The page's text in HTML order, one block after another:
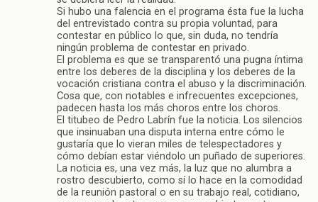
Si hubo una falencia en el programa ésta fue la lucha
del entrevistado contra su propia voluntad, para
contestar en público lo que, sin duda, no tendría
ningún problema de contestar en privado.
El problema es que se transparentó una pugna íntima
entre los deberes de la disciplina y los deberes de la
vocación cristiana contra el abuso y la discriminación.
Cosa que, con notables e infrecuentes excepciones,
padecen hasta los más choros entre los choros.
El titubeo de Pedro Labrín fue la noticia. Los silencios
que insinuaban una disputa interna entre cómo le
gustaría que lo vieran miles de telespectadores y
cómo debían estar viéndolo un puñado de superiores.
La noticia es, una vez más, la luz que no alumbra a
rostro descubierto, como sí lo hace en la comodidad
de la reunión pastoral o en su trabajo real, cotidiano,